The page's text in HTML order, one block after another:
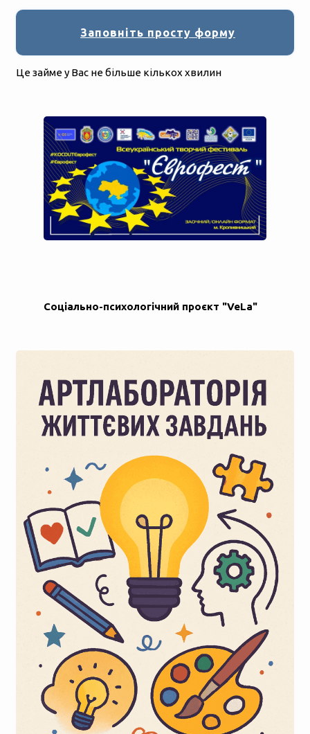
Заповніть просту форму
Це займе у Вас не більше кількох хвилин
Соціально-психологічний проєкт "VeLa"